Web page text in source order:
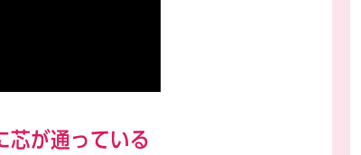
芯が通っている